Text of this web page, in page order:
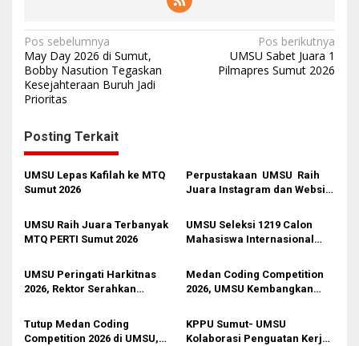
N
a
v
g
a
s
p
o
s
Pos sebelumnya
May Day 2026 di Sumut,
Bobby Nasution Tegaskan
Kesejahteraan Buruh Jadi
Prioritas
Pos berikutnya
UMSU Sabet Juara 1
Pilmapres Sumut 2026
Posting Terkait
UMSU Lepas Kafilah ke MTQ
Sumut 2026
Perpustakaan UMSU Raih
Juara Instagram dan Website
2026
UMSU Raih Juara Terbanyak
MTQ PERTI Sumut 2026
UMSU Seleksi 1219 Calon
Mahasiswa Internasional
UMSU Peringati Harkitnas
2026, Rektor Serahkan
Purnatugas
Medan Coding Competition
2026, UMSU Kembangkan
Tutup Medan Coding
Competition 2026 di UMSU,
KPPU Sumut- UMSU
Kolaborasi Penguatan Kerja